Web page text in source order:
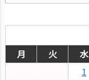
別
月
火 水
1